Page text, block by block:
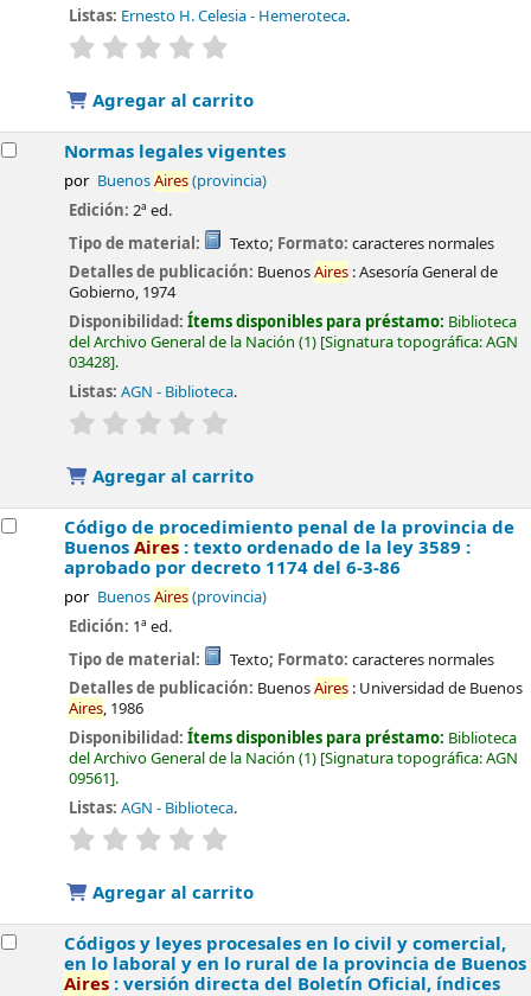
Listas: Ernesto H. Celesia - Hemeroteca.
valoración
Agregar al carrito
Normas legales vigentes
por BuenosAires(provincia)
Edición:2ª ed.
Tipo de material:
Texto; Formato: caracteres normales
Detalles de publicación: BuenosAires :Asesoría General de
Gobierno, 1974
Disponibilidad:Ítems disponibles para préstamo: Biblioteca
del Archivo General de la Nación (1) Signatura topográfica:AGN
03428 .
Listas: AGN - Biblioteca.
valoración
Agregar al carrito
Código de procedimiento penal de la provincia de
BuenosAires : texto ordenado de la ley 3589 :
aprobado por decreto 1174 del 6-3-86
por BuenosAires(provincia)
Edición: 1ª ed.
Tipo de material:
Texto; Formato: caracteres normales
Detalles de publicación: BuenosAires : Universidad de Buenos
Aires, 1986
Disponibilidad:Ítems disponibles para préstamo: Biblioteca
del Archivo General de la Nación (1) Signatura topográfica:AGN
09561 .
Listas: AGN - Biblioteca.
valoración
Agregar al carrito
Códigos y leyes procesales en lo civil y comercial,
en lo laboral y en lo rural de la provincia de Buenos
Aires : versión directa del Boletín Oficial, índices